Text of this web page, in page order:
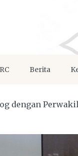
Berita
dengan